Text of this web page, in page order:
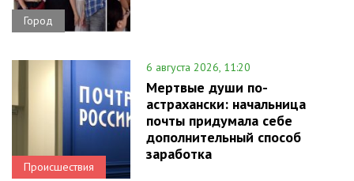
Город
Происшествия
6 августа 2026, 11:20
Мертвые души по-
астрахански: начальница
почты придумала себе
дополнительный способ
заработка